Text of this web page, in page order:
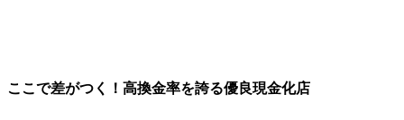
ここで差がつく！高換金率を誇る優良現金化店